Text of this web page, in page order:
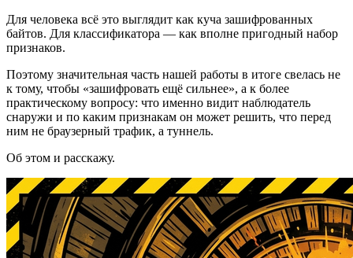
Для человека всё это выглядит как куча зашифрованных
байтов. Для классификатора — как вполне пригодный набор
признаков.
Поэтому значительная часть нашей работы в итоге свелась не
к тому, чтобы «зашифровать ещё сильнее», а к более
практическому вопросу: что именно видит наблюдатель
снаружи и по каким признакам он может решить, что перед
ним не браузерный трафик, а туннель.
Об этом и расскажу.